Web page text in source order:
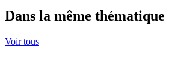
Dans la même thématique
Voir tous